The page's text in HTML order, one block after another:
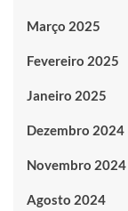
Março 2025
Fevereiro 2025
Janeiro 2025
Dezembro 2024
Novembro 2024
Agosto 2024